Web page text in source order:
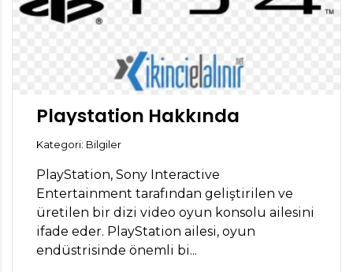
Playstation Hakkında
Kategori: Bilgiler
PlayStation, Sony Interactive
Entertainment tarafından geliştirilen ve
üretilen bir dizi video oyun konsolu ailesini
ifade eder. PlayStation ailesi, oyun
endüstrisinde önemli bi...